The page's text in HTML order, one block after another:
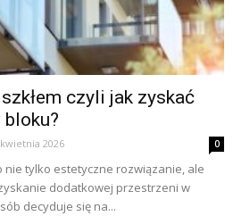
czyli jak zyskać
2026 0
nie tylko estetyczne rozwiązanie, ale
dodatkowej przestrzeni w
decyduje się na...